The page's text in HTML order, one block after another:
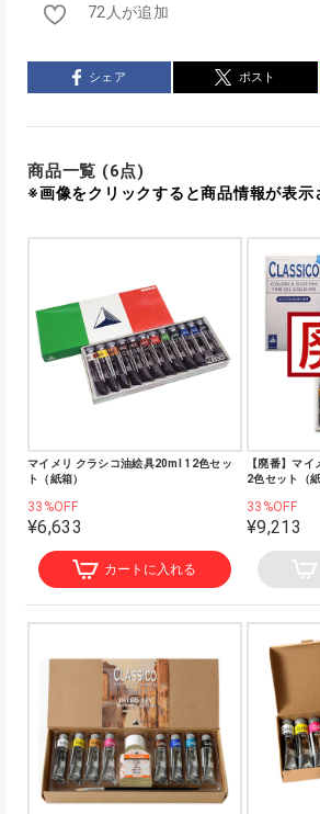
72人が追加
シェア ポスト
商品一覧 (6点)
※画像をクリックすると商品情報が表示
マイメリ クラシコ油絵具20ml 12色セッ
ト（紙箱）
33%OFF
¥6,633
カートに入れる
【廃番】マ
2色セット（紙
33%OFF
¥9,213